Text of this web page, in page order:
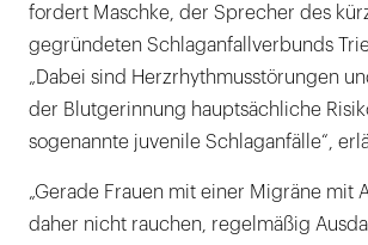
fordert Maschke, der Sprecher des
gegründeten Schlaganfallverbunds
„Dabei sind Herzrhythmusstörungen
der Blutgerinnung hauptsächliche
sogenannte juvenile Schlaganfälle“,
„Gerade Frauen mit einer Migräne mit
daher nicht rauchen, regelmäßig